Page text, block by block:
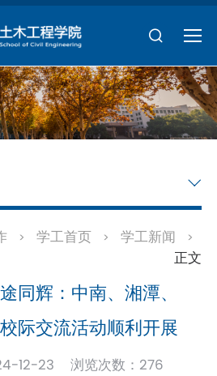
> 学工首页 > 学工新闻 >
正文
同辉：中南、湘潭、
际交流活动顺利开展
12-23 浏览次数： 276